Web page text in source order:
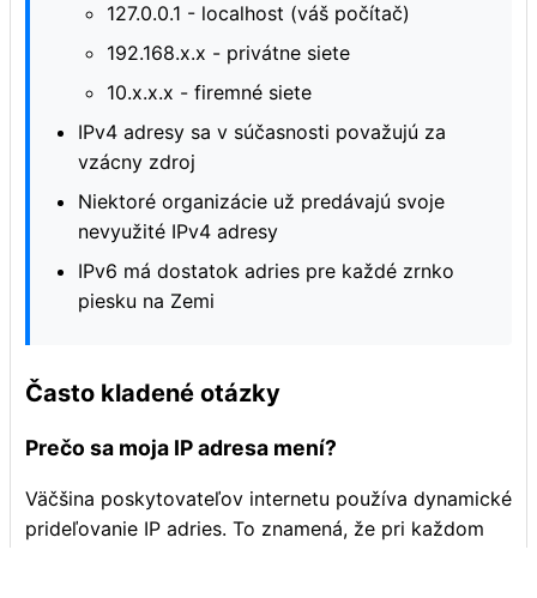
127.0.0.1 - localhost (váš počítač)
192.168.x.x - privátne siete
10.x.x.x - firemné siete
IPv4 adresy sa v súčasnosti považujú za
vzácny zdroj
Niektoré organizácie už predávajú svoje
nevyužité IPv4 adresy
IPv6 má dostatok adries pre každé zrnko
piesku na Zemi
Často kladené otázky
Prečo sa moja IP adresa mení?
Väčšina poskytovateľov internetu používa dynamické
prideľovanie IP adries. To znamená, že pri každom